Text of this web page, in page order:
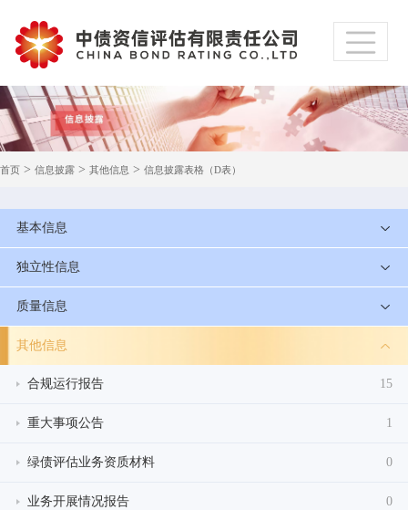
首页 > 信息披露 > 其他信息 > 信息披露表格（D表）
基本信息
独立性信息
质量信息
其他信息
合规运行报告 15
重大事项公告 1
绿债评估业务资质材料 0
业务开展情况报告 0